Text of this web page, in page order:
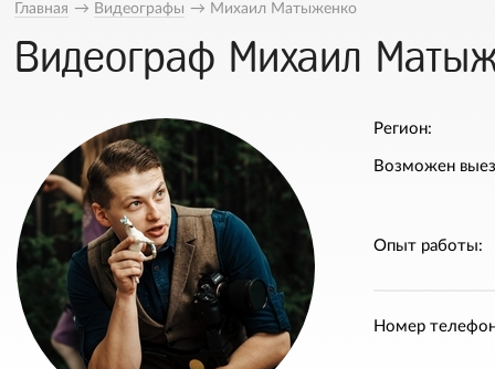
Главная → Видеографы → Михаил Матыженко
Видеограф Михаил
Регион:
Возможен
Опыт работы:
Номер